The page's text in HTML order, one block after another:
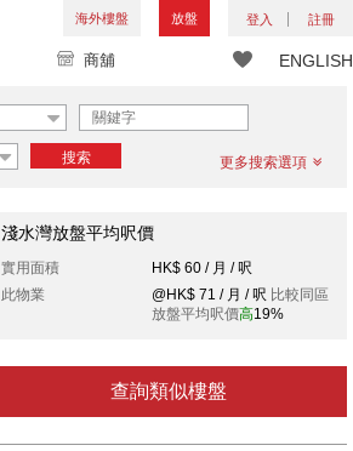
海外樓盤 放盤 登入 註冊
ENGLISH
商舖
搜索 更多搜索選項
淺水灣放盤平均呎價
實用面積
HK$ 60 / 月 / 呎
此物業
@HK$ 71 / 月 / 呎 比較同區
放盤平均呎價高19%
查詢類似樓盤